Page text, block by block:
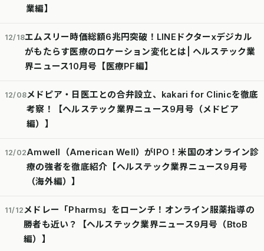
業編】
12/18エムスリー時価総額6兆円突破！LINEドクターxデジカル
がもたらす医療のロケーション変化とは| ヘルステック業
界ニュース10月号【医療PF編】
12/08メドピア・日医工との合弁設立、kakari for Clinicを徹底
考察！【ヘルステック業界ニュース9月号（メドピア
編）】
12/02Amwell（American Well）がIPO！米国のオンライン診
療の強者を徹底紹介【ヘルステック業界ニュース9月号
（海外編）】
11/12メドレー「Pharms」をローンチ！オンライン服薬指導の
勝者も近い？【ヘルステック業界ニュース9月号（BtoB
編）】